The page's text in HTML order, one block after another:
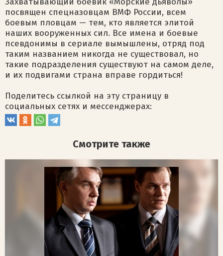
посвящен спецназовцам ВМФ России, всем
боевым пловцам — тем, кто является элитой
наших вооруженных сил. Все имена и боевые
псевдонимы в сериале вымышлены, отряд под
таким названием никогда не существовал, но
такие подразделения существуют на самом деле,
и их подвигами страна вправе гордиться!
Поделитесь ссылкой на эту страницу в
социальных сетях и мессенджерах:
Смотрите также